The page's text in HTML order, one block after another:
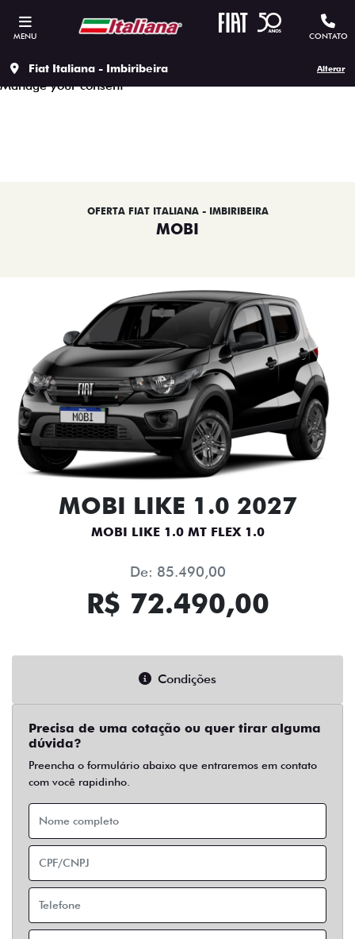
This site uses cookies to ensure that you get the best
experience on our site, to protect your personal data we
Accept all cookiesContinue to use the essential cookies
Manage your consent
MENU CONTATO
Fiat Italiana - Imbiribeira Alterar
OFERTA FIAT ITALIANA - IMBIRIBEIRA
MOBI
MOBI LIKE 1.0 2027
MOBI LIKE 1.0 MT FLEX 1.0
De: 85.490,00
R$ 72.490,00
Condições
Precisa de uma cotação ou quer tirar alguma
dúvida?
Preencha o formulário abaixo que entraremos em contato
com você rapidinho.